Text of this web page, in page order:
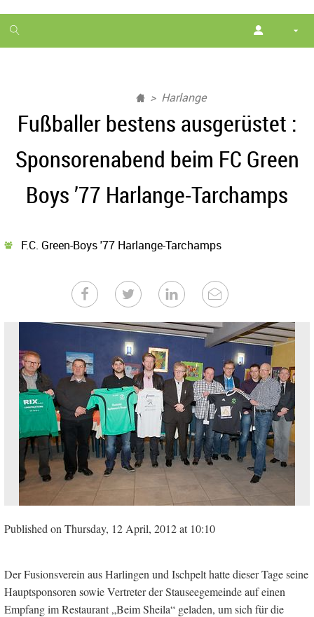
1
month
Harlange
Fußballer bestens ausgerüstet :
Sponsorenabend beim FC Green
Boys ’77 Harlange-Tarchamps
F.C. Green-Boys '77 Harlange-Tarchamps
Published on Thursday, 12 April, 2012 at 10:10
Der Fusionsverein aus Harlingen und Ischpelt hatte dieser Tage seine
Hauptsponsoren sowie Vertreter der Stauseegemeinde auf einen
Empfang im Restaurant „Beim Sheila“ geladen, um sich für die